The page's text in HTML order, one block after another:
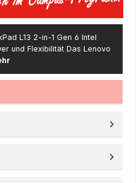
L13 2-in-1 Gen 6 Intel
und Flexibilität Das Lenovo